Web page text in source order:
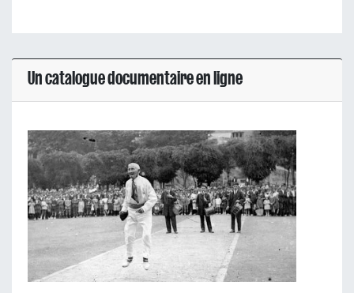
Un catalogue documentaire en ligne